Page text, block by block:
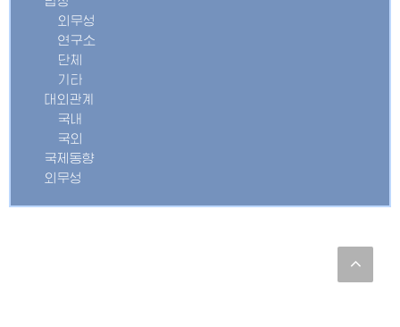
외무성
연구소
단체
기타
대외관계
국내
국외
국제동향
외무성